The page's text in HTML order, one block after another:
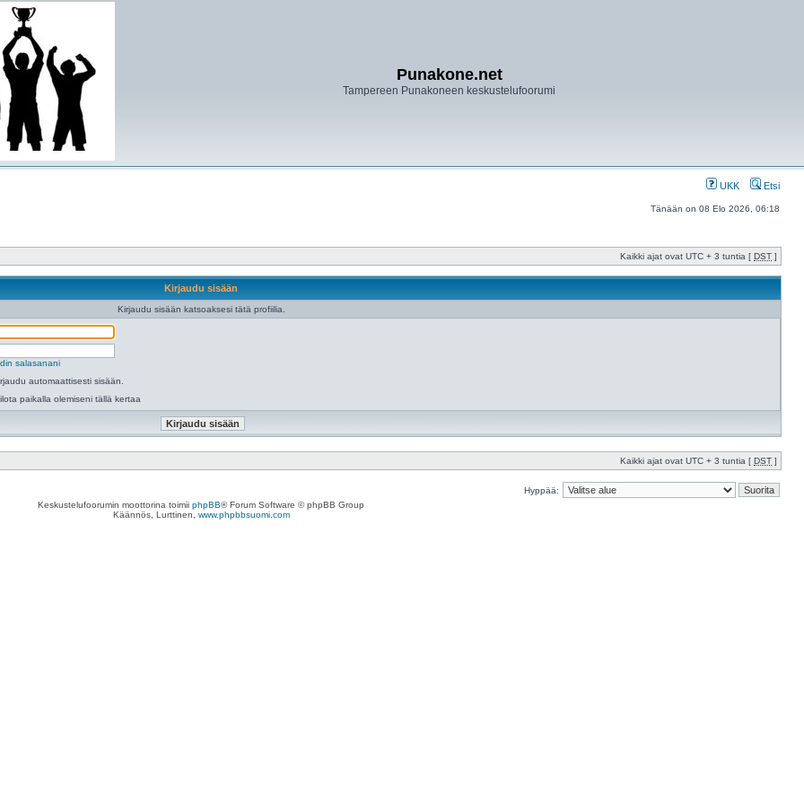
Punakone.net
Tampereen Punakoneen keskustelufoorumi
UKK Etsi
Tänään on 08 Elo 2026, 06:18
Kaikki ajat ovat UTC + 3 tuntia [ DST ]
Kirjaudu sisään
Kirjaudu sisään katsoaksesi tätä profiilia.
salasanani
automaattisesti sisään.
paikalla olemiseni tällä kertaa
Kaikki ajat ovat UTC + 3 tuntia [ DST ]
Hyppää:
Keskustelufoorumin moottorina toimii phpBB® Forum Software © phpBB Group
Käännös, Lurttinen, www.phpbbsuomi.com